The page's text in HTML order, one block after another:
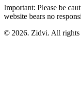
Important: Please be
website bears no
© 2026. Zidvi. All rights